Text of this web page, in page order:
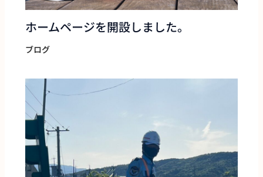
ホームページを開設しました。
ブログ